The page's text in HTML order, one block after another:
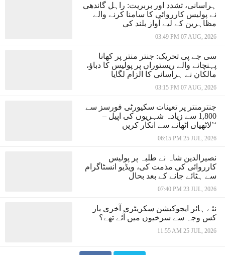
ہراسانی، تشدد اور بربریت: راہل گاندھی
نے پولیس کارروائی کا سامنا کرنے والے
مظاہرین کے لیے آواز بلند کی
03:49 PM 07 AUG, 2026
سی جے پی تحریک: جنتر منتر پر کھانا
پہنچانے والے ریستوراں پر پولیس کا دباؤ،
مالکان نے ہراسانی کا الزام لگایا
03:15 PM 07 AUG, 2026
جنترمنتر پر تعینات سکیورٹی فورسز سے
1,800 سے زیادہ شہریوں کی اپیل –
’لاٹھیاں اٹھانے سے انکار کریں‘
06:15 PM 25 JUL, 2026
نصیرالدین شاہ نے طلبہ پر پولیس
کارروائی کی مذمت کی، ویڈیو انسٹاگرام
سے ہٹائے جانے کے بعد بحال
07:40 PM 23 JUL, 2026
نئے ہائر ایجوکیشن سکریٹری آخری بار
کس وجہ سے سرخیوں میں آئے تھے؟
11:55 AM 25 JUL, 2026